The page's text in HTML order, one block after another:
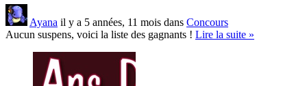
Ayana il y a 5 années, 11 mois dans Concours
Aucun suspens, voici la liste des gagnants ! Lire la suite »